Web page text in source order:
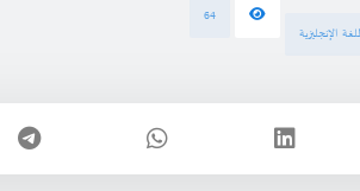
الإنجليزية
64